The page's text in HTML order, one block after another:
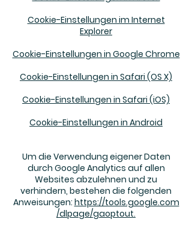
Cookie-Einstellungen im Internet
Explorer
Cookie-Einstellungen in Google Chrome
Cookie-Einstellungen in Safari (OS X)
Cookie-Einstellungen in Safari (iOS)
Cookie-Einstellungen in Android
Um die Verwendung eigener Daten
durch Google Analytics auf allen
Websites abzulehnen und zu
verhindern, bestehen die folgenden
Anweisungen: https://tools.google.com
/dlpage/gaoptout.